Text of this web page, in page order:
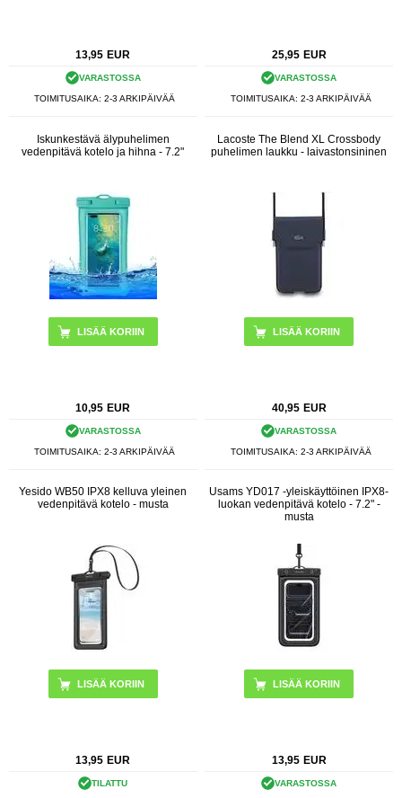
13,95 EUR
VARASTOSSA
TOIMITUSAIKA: 2-3 ARKIPÄIVÄÄ
25,95 EUR
VARASTOSSA
TOIMITUSAIKA: 2-3 ARKIPÄIVÄÄ
Iskunkestävä älypuhelimen
vedenpitävä kotelo ja hihna - 7.2"
LISÄÄ KORIIN
10,95 EUR
VARASTOSSA
TOIMITUSAIKA: 2-3 ARKIPÄIVÄÄ
Lacoste The Blend XL Crossbody
puhelimen laukku - laivastonsininen
40,95 EUR
VARASTOSSA
TOIMITUSAIKA: 2-3 ARKIPÄIVÄÄ
Yesido WB50 IPX8 kelluva yleinen
vedenpitävä kotelo - musta
13,95 EUR
TILATTU
Usams YD017 -yleiskäyttöinen IPX8-
luokan vedenpitävä kotelo - 7.2" -
musta
13,95 EUR
VARASTOSSA